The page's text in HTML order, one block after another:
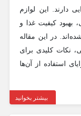
دارند. این لوازم
کیفیت غذا و
در این مقاله
نکات کلیدی برای
استفاده از آن‌ها
بیشتر بخوانید